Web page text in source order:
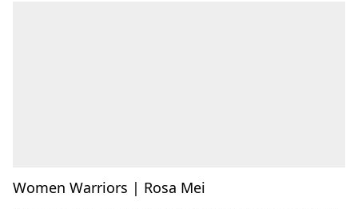
Women Warriors | Rosa Mei